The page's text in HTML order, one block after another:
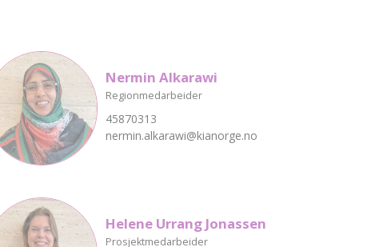
Nermin Alkarawi
Regionmedarbeider
45870313
nermin.alkarawi@kianorge.no
Helene Urrang Jonassen
Prosjektmedarbeider